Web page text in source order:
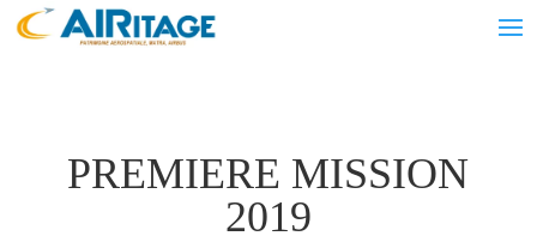
PREMIERE MISSION
2019